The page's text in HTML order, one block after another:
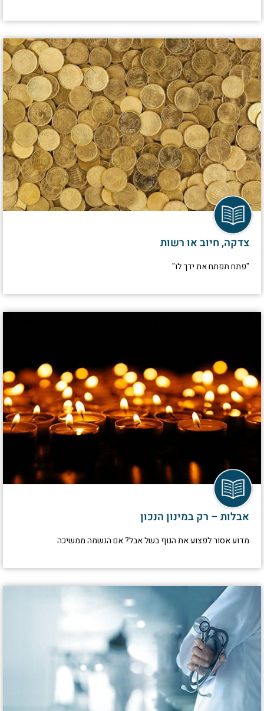
צדקה, חיוב או רשות
"פתח תפתח את ידך לו"
אבלות – רק במינון הנכון
מדוע אסור לפצוע את הגוף בשל אבל? אם הנשמה ממשיכה